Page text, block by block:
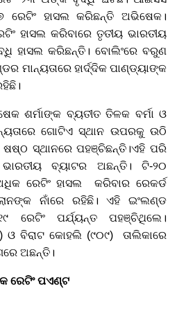
ରେଟିଂ ହାସଲ କରିଛନ୍ତି ଅଭିଷେକ।
ହାସଲ କରିବାରେ ତୃତୀୟ ଭାରତୀୟ
ହାସଲ କରିଛନ୍ତି। ବୋଲିଂରେ ବରୁଣ
ମାନ୍ୟତାରେ ହାର୍ଦ୍ଦିକ ପାଣ୍ଡ୍ୟାଙ୍କ
ଶର୍ମାଙ୍କ ବ୍ୟତୀତ ତିଳକ ବର୍ମା ଓ
ଗୋଟିଏ ସ୍ଥାନ ଉପରକୁ ଉଠି
ଷଷ୍ଠ ସ୍ଥାନରେ ପହଞ୍ଚିଛନ୍ତି।ଏହି ପରି
ବ୍ୟାଟର ଅଛନ୍ତି। ଟି-୨୦
ରେଟିଂ ହାସଲ କରିବାର ରେକର୍ଡ
ନାଁରେ ରହିଛି। ଏହି ଇଂଲଣ୍ଡ
ରେଟିଂ ପର୍ଯ୍ୟନ୍ତ ପହଞ୍ଚିଥିଲେ।
ଓ ବିରାଟ କୋହଲି (୯୦୯) ତାଲିକାରେ
ଅଛନ୍ତି।
ରେଟିଂ ପଏଣ୍ଟ